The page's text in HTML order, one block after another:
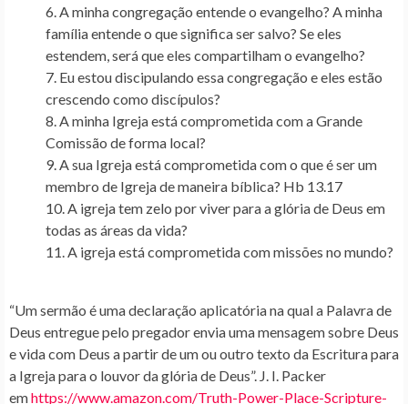
A minha congregação entende o evangelho? A minha
família entende o que significa ser salvo? Se eles
estendem, será que eles compartilham o evangelho?
Eu estou discipulando essa congregação e eles estão
crescendo como discípulos?
A minha Igreja está comprometida com a Grande
Comissão de forma local?
A sua Igreja está comprometida com o que é ser um
membro de Igreja de maneira bíblica? Hb 13.17
A igreja tem zelo por viver para a glória de Deus em
todas as áreas da vida?
A igreja está comprometida com missões no mundo?
“Um sermão é uma declaração aplicatória na qual a Palavra de
Deus entregue pelo pregador envia uma mensagem sobre Deus
e vida com Deus a partir de um ou outro texto da Escritura para
a Igreja para o louvor da glória de Deus”. J. I. Packer
emhttps://www.amazon.com/Truth-Power-Place-Scripture-